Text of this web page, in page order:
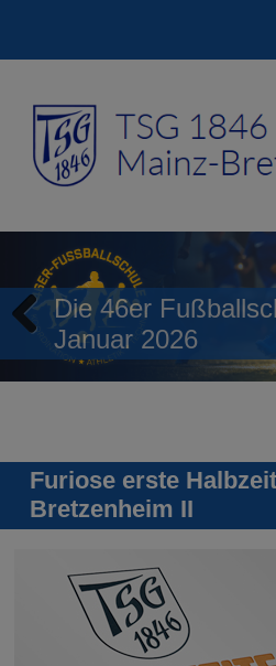
Die 46er
Januar 2026
Previous
Furiose erste
Bretzenheim II